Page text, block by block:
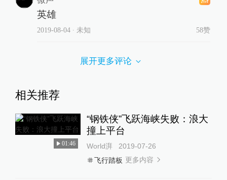
英雄
2019-08-04∙ 未知 58赞
展开更多评论
相关推荐
01:46
“钢铁侠”飞跃海峡失败：浪大
撞上平台
World湃
2019-07-26
飞行踏板 更多内容